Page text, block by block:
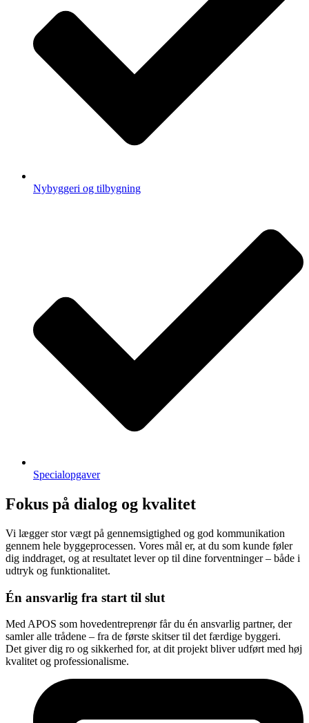
Nybyggeri og tilbygning
Specialopgaver
Fokus på dialog og kvalitet
Vi lægger stor vægt på gennemsigtighed og god kommunikation
gennem hele byggeprocessen. Vores mål er, at du som kunde føler
dig inddraget, og at resultatet lever op til dine forventninger – både i
udtryk og funktionalitet.
Én ansvarlig fra start til slut
Med APOS som hovedentreprenør får du én ansvarlig partner, der
samler alle trådene – fra de første skitser til det færdige byggeri.
Det giver dig ro og sikkerhed for, at dit projekt bliver udført med høj
kvalitet og professionalisme.